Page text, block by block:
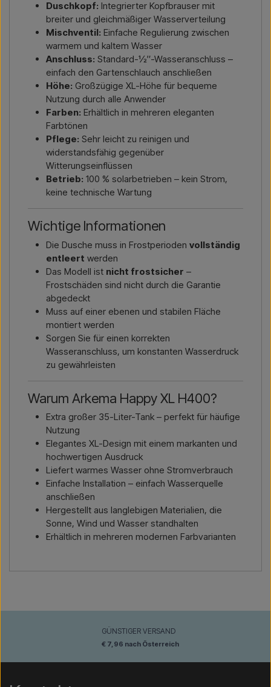
Duschkopf: Integrierter Kopfbrauser mit
breiter und gleichmäßiger Wasserverteilung
Mischventil: Einfache Regulierung zwischen
warmem und kaltem Wasser
Anschluss: Standard-½″-Wasseranschluss –
einfach den Gartenschlauch anschließen
Höhe: Großzügige XL-Höhe für bequeme
Nutzung durch alle Anwender
Farben: Erhältlich in mehreren eleganten
Farbtönen
Pflege: Sehr leicht zu reinigen und
widerstandsfähig gegenüber
Witterungseinflüssen
Betrieb: 100 % solarbetrieben – kein Strom,
keine technische Wartung
Wichtige Informationen
Die Dusche muss in Frostperioden vollständig
entleert werden
Das Modell ist nicht frostsicher –
Frostschäden sind nicht durch die Garantie
abgedeckt
Muss auf einer ebenen und stabilen Fläche
montiert werden
Sorgen Sie für einen korrekten
Wasseranschluss, um konstanten Wasserdruck
zu gewährleisten
Warum Arkema Happy XL H400?
Extra großer 35-Liter-Tank – perfekt für häufige
Nutzung
Elegantes XL-Design mit einem markanten und
hochwertigen Ausdruck
Liefert warmes Wasser ohne Stromverbrauch
Einfache Installation – einfach Wasserquelle
anschließen
Hergestellt aus langlebigen Materialien, die
Sonne, Wind und Wasser standhalten
Erhältlich in mehreren modernen Farbvarianten
GÜNSTIGER VERSAND
€ 7,96 nach Österreich